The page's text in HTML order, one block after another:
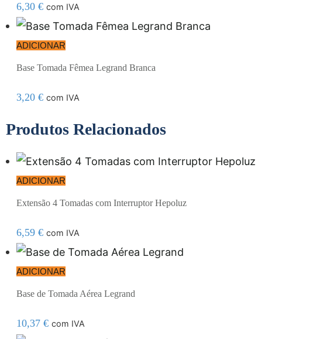
6,30 € com IVA
ADICIONAR
Base Tomada Fêmea Legrand Branca
3,20 € com IVA
Produtos Relacionados
ADICIONAR
Extensão 4 Tomadas com Interruptor Hepoluz
6,59 € com IVA
ADICIONAR
Base de Tomada Aérea Legrand
10,37 € com IVA